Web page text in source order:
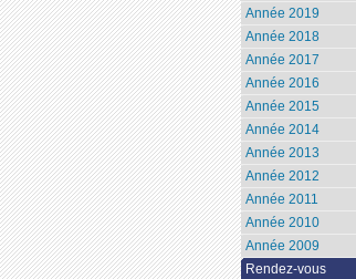
Année 2019
Année 2018
Année 2017
Année 2016
Année 2015
Année 2014
Année 2013
Année 2012
Année 2011
Année 2010
Année 2009
Rendez-vous